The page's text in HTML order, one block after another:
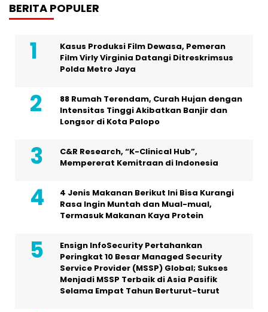
BERITA POPULER
Kasus Produksi Film Dewasa, Pemeran
Film Virly Virginia Datangi Ditreskrimsus
Polda Metro Jaya
88 Rumah Terendam, Curah Hujan dengan
Intensitas Tinggi Akibatkan Banjir dan
Longsor di Kota Palopo
C&R Research, “K-Clinical Hub”,
Mempererat Kemitraan di Indonesia
4 Jenis Makanan Berikut Ini Bisa Kurangi
Rasa Ingin Muntah dan Mual-mual,
Termasuk Makanan Kaya Protein
Ensign InfoSecurity Pertahankan
Peringkat 10 Besar Managed Security
Service Provider (MSSP) Global; Sukses
Menjadi MSSP Terbaik di Asia Pasifik
Selama Empat Tahun Berturut-turut